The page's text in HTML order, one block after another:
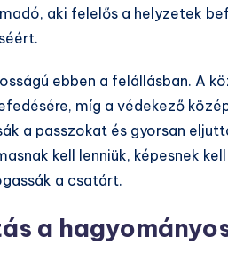
aki felelős a helyzetek
ebben a felállásban. A
míg a védekező
a passzokat és gyorsan
kell lenniük, képesnek
a csatárt.
a